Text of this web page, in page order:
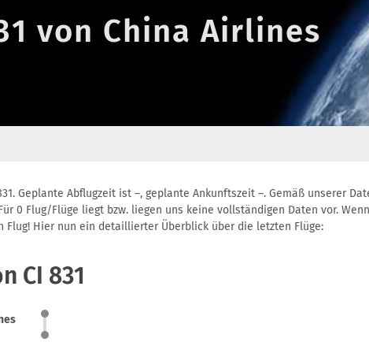
von China Airlines
Geplante Abflugzeit ist –, geplante Ankunftszeit –. Gemäß unserer
0 Flug/Flüge liegt bzw. liegen uns keine vollständigen Daten vor.
Flug! Hier nun ein detaillierter Überblick über die letzten Flüge:
CI 831